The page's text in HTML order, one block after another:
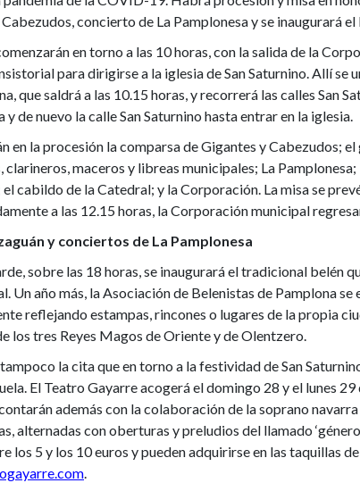
concierto de La Pamplonesa y se inaugurará
en torno a las 10 horas, con la salida de la
para dirigirse a la iglesia de San Saturnino. Allí se
que saldrá a las 10.15 horas, y recorrerá las calles San
y de nuevo la calle San Saturnino hasta entrar en la iglesia.
en la procesión la comparsa de Gigantes y Cabezudos;
maceros y libreas municipales; La
cabildo de la Catedral; y la Corporación. La misa se
a las 12.15 horas, la Corporación municipal
y conciertos de La Pamplonesa
sobre las 18 horas, se inaugurará el tradicional belén
Un año más, la Asociación de Belenistas de Pamplona se
reflejando estampas, rincones o lugares de la propia
los tres Reyes Magos de Oriente y de Olentzero.
la cita que en torno a la festividad de San
El Teatro Gayarre acogerá el domingo 28 y el lunes 29
además con la colaboración de la soprano
alternadas con oberturas y preludios del llamado
los 5 y los 10 euros y pueden adquirirse en las taquillas